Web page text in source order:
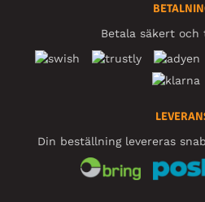
Betala säkert och
Din beställning levereras